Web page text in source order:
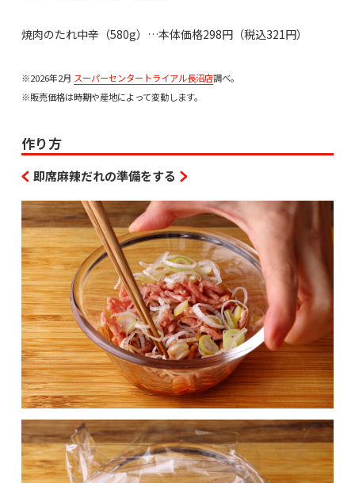
焼肉のたれ中辛（580g）…本体価格298円（税込321円）
※2026年2月 スーパーセンタートライアル長沼店調べ。
※販売価格は時期や産地によって変動します。
作り方
即席麻辣だれの準備をする